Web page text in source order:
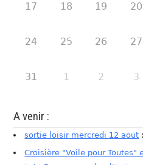
17 18 19 20
24 25 26 27
31 1 2 3
A venir :
sortie loisir mercredi 12 aout
Croisière "Voile pour Toutes"